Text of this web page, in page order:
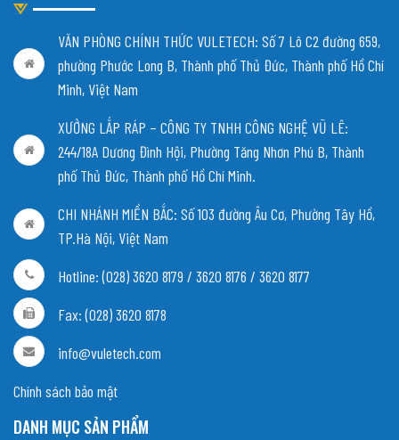
VĂN PHÒNG CHÍNH THỨC VULETECH: Số 7 Lô C2 đường 659,
phường Phước Long B, Thành phố Thủ Đức, Thành phố Hồ Chí
Minh, Việt Nam
XƯỞNG LẮP RÁP – CÔNG TY TNHH CÔNG NGHỆ VŨ LÊ:
244/18A Dương Đình Hội, Phường Tăng Nhơn Phú B, Thành
phố Thủ Đức, Thành phố Hồ Chí Minh.
CHI NHÁNH MIỀN BẮC: Số 103 đường Âu Cơ, Phường Tây Hồ,
TP.Hà Nội, Việt Nam
Hotline: (028) 3620 8179 / 3620 8176 / 3620 8177
Fax: (028) 3620 8178
info@vuletech.com
Chính sách bảo mật
DANH MỤC SẢN PHẨM